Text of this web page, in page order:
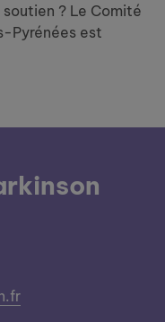
? Le Comité
Pyrénées est